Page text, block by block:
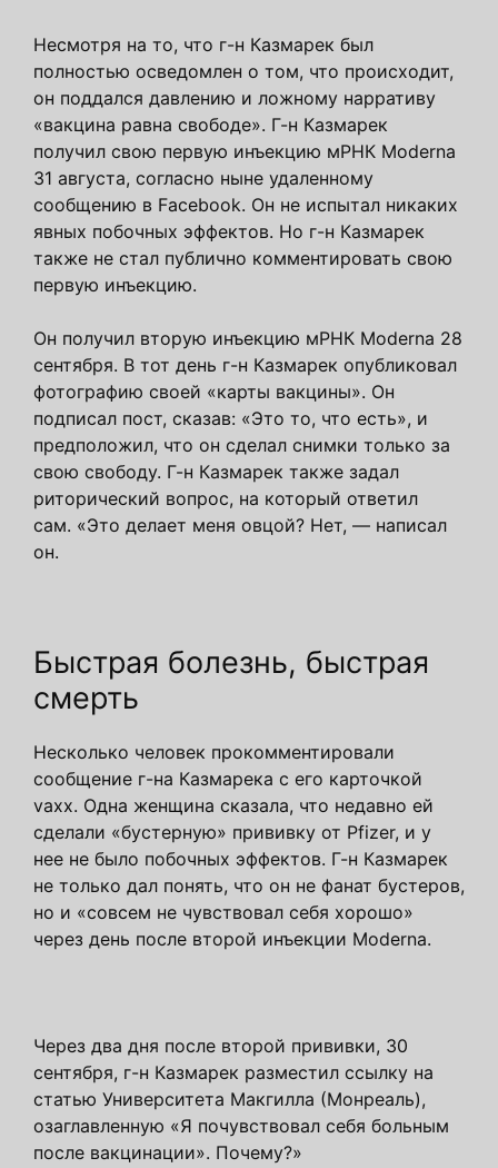
Несмотря на то, что г-н Казмарек был
полностью осведомлен о том, что происходит,
он поддался давлению и ложному нарративу
«вакцина равна свободе». Г-н Казмарек
получил свою первую инъекцию мРНК Moderna
31 августа, согласно ныне удаленному
сообщению в Facebook. Он не испытал никаких
явных побочных эффектов. Но г-н Казмарек
также не стал публично комментировать свою
первую инъекцию.
Он получил вторую инъекцию мРНК Moderna 28
сентября. В тот день г-н Казмарек опубликовал
фотографию своей «карты вакцины». Он
подписал пост, сказав: «Это то, что есть», и
предположил, что он сделал снимки только за
свою свободу. Г-н Казмарек также задал
риторический вопрос, на который ответил
сам. «Это делает меня овцой? Нет, — написал
он.
Быстрая болезнь, быстрая
смерть
Несколько человек прокомментировали
сообщение г-на Казмарека с его карточкой
vaxx. Одна женщина сказала, что недавно ей
сделали «бустерную» прививку от Pfizer, и у
нее не было побочных эффектов. Г-н Казмарек
не только дал понять, что он не фанат бустеров,
но и «совсем не чувствовал себя хорошо»
через день после второй инъекции Moderna.
Через два дня после второй прививки, 30
сентября, г-н Казмарек разместил ссылку на
статью Университета Макгилла (Монреаль),
озаглавленную «Я почувствовал себя больным
после вакцинации». Почему?»